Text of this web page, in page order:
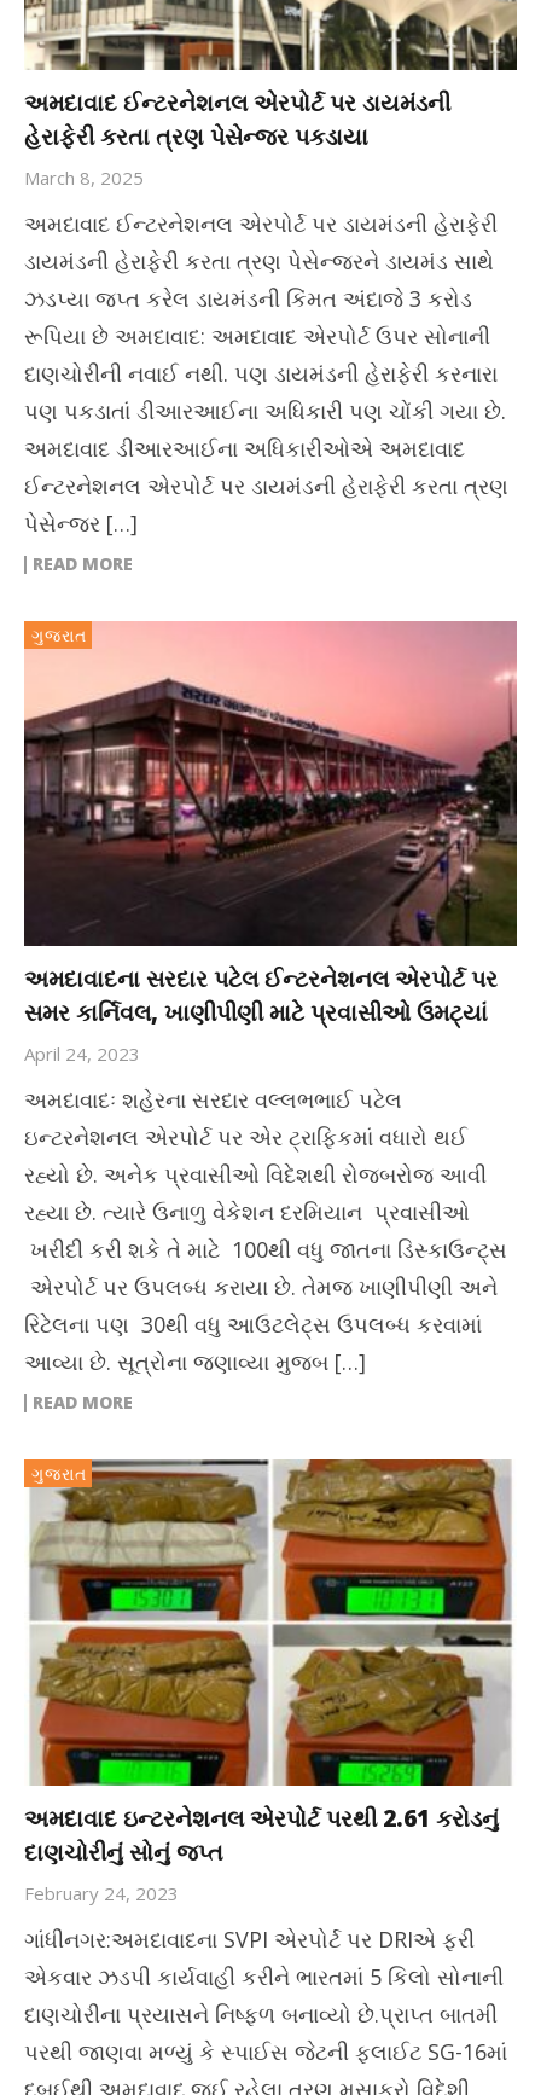
અમદાવાદ ઈન્ટરનેશનલ એરપોર્ટ પર ડાયમંડની
હેરાફેરી કરતા ત્રણ પેસેન્જર પકડાયા
March 8, 2025
અમદાવાદ ઈન્ટરનેશનલ એરપોર્ટ પર ડાયમંડની હેરાફેરી
ડાયમંડની હેરાફેરી કરતા ત્રણ પેસેન્જરને ડાયમંડ સાથે
ઝડપ્યા જપ્ત કરેલ ડાયમંડની કિંમત અંદાજે 3 કરોડ
રૂપિયા છે અમદાવાદ: અમદાવાદ એરપોર્ટ ઉપર સોનાની
દાણચોરીની નવાઈ નથી. પણ ડાયમંડની હેરાફેરી કરનારા
પણ પકડાતાં ડીઆરઆઈના અધિકારી પણ ચોંકી ગયા છે.
અમદાવાદ ડીઆરઆઈના અધિકારીઓએ અમદાવાદ
ઈન્ટરનેશનલ એરપોર્ટ પર ડાયમંડની હેરાફેરી કરતા ત્રણ
પેસેન્જર […]
READ MORE
ગુજરાત
અમદાવાદના સરદાર પટેલ ઈન્ટરનેશનલ એરપોર્ટ પર
સમર કાર્નિવલ, ખાણીપીણી માટે પ્રવાસીઓ ઉમટ્યાં
April 24, 2023
અમદાવાદઃ શહેરના સરદાર વલ્લભભાઈ પટેલ
ઇન્ટરનેશનલ એરપોર્ટ પર એર ટ્રાફિકમાં વધારો થઈ
રહ્યો છે. અનેક પ્રવાસીઓ વિદેશથી રોજબરોજ આવી
રહ્યા છે. ત્યારે ઉનાળુ વેકેશન દરમિયાન પ્રવાસીઓ
ખરીદી કરી શકે તે માટે 100થી વધુ જાતના ડિસ્કાઉન્ટ્સ
એરપોર્ટ પર ઉપલબ્ધ કરાયા છે. તેમજ ખાણીપીણી અને
રિટેલના પણ 30થી વધુ આઉટલેટ્સ ઉપલબ્ધ કરવામાં
આવ્યા છે. સૂત્રોના જણાવ્યા મુજબ […]
READ MORE
ગુજરાત
અમદાવાદ ઇન્ટરનેશનલ એરપોર્ટ પરથી 2.61 કરોડનું
દાણચોરીનું સોનું જપ્ત
February 24, 2023
ગાંધીનગર:અમદાવાદના SVPI એરપોર્ટ પર DRIએ ફરી
એકવાર ઝડપી કાર્યવાહી કરીને ભારતમાં 5 કિલો સોનાની
દાણચોરીના પ્રયાસને નિષ્ફળ બનાવ્યો છે.પ્રાપ્ત બાતમી
પરથી જાણવા મળ્યું કે સ્પાઈસ જેટની ફ્લાઈટ SG-16માં
દુબઈથી અમદાવાદ જઈ રહેલા ત્રણ મુસાફરો વિદેશી